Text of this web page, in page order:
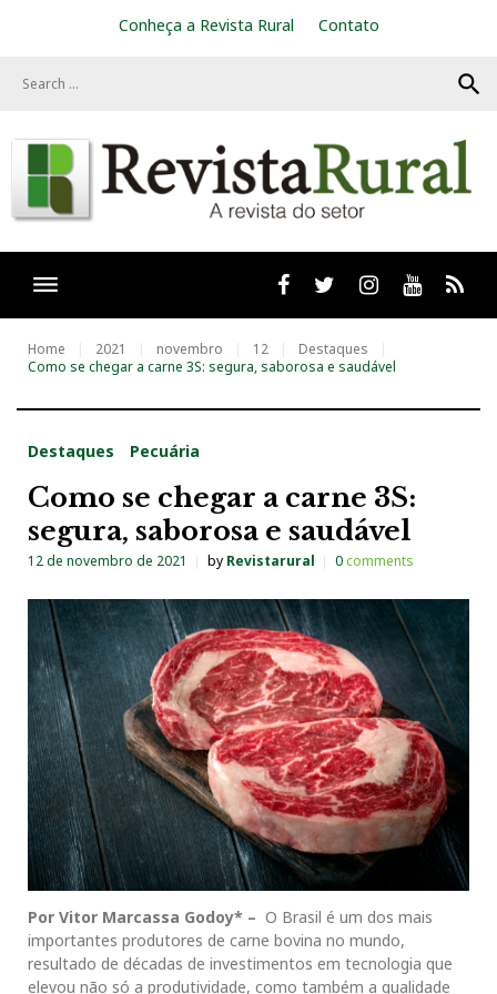
Conheça a Revista Rural Contato
search
Facebooktwitter Instagram
Youtube
Home 2021 novembro 12
Destaques
Como se chegar a carne 3S: segura, saborosa e saudável
Destaques Pecuária
Como se chegar a carne 3S:
segura, saborosa e saudável
12 de novembro de 2021 by Revistarural 0comments
Por Vitor Marcassa Godoy* – O Brasil é um dos mais
importantes produtores de carne bovina no mundo,
resultado de décadas de investimentos em tecnologia que
elevou não só a produtividade, como também a qualidade